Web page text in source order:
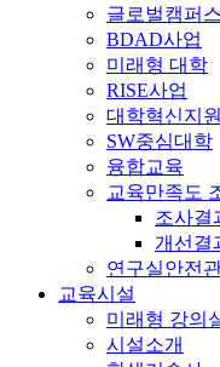
글로벌캠퍼스
BDAD사업
미래형 대학
RISE사업
대학혁신지
SW중심대학
융합교육
교육만족도
조사결
개선결
연구실안전
교육시설
미래형 강의
시설소개